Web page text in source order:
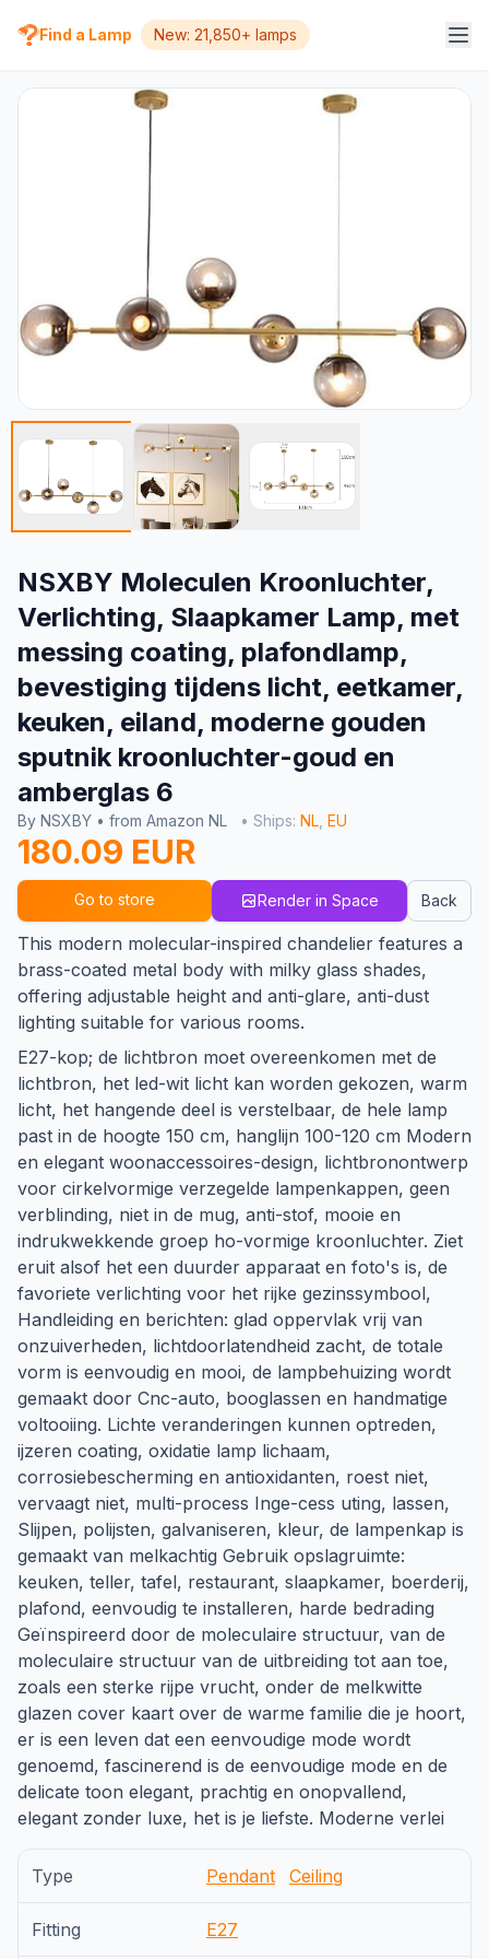
Find a Lamp New: 21,850+ lamps
NSXBY Moleculen Kroonluchter,
Verlichting, Slaapkamer Lamp, met
messing coating, plafondlamp,
bevestiging tijdens licht, eetkamer,
keuken, eiland, moderne gouden
sputnik kroonluchter-goud en
amberglas 6
By NSXBY • from Amazon NL • Ships: NL EU
180.09 EUR
Go to store Render in Space Back
This modern molecular-inspired chandelier features a
brass-coated metal body with milky glass shades,
offering adjustable height and anti-glare, anti-dust
lighting suitable for various rooms.
E27-kop; de lichtbron moet overeenkomen met de
lichtbron, het led-wit licht kan worden gekozen, warm
licht, het hangende deel is verstelbaar, de hele lamp
past in de hoogte 150 cm, hanglijn 100-120 cm Modern
en elegant woonaccessoires-design, lichtbronontwerp
voor cirkelvormige verzegelde lampenkappen, geen
verblinding, niet in de mug, anti-stof, mooie en
indrukwekkende groep ho-vormige kroonluchter. Ziet
eruit alsof het een duurder apparaat en foto's is, de
favoriete verlichting voor het rijke gezinssymbool,
Handleiding en berichten: glad oppervlak vrij van
onzuiverheden, lichtdoorlatendheid zacht, de totale
vorm is eenvoudig en mooi, de lampbehuizing wordt
gemaakt door Cnc-auto, booglassen en handmatige
voltooiing. Lichte veranderingen kunnen optreden,
ijzeren coating, oxidatie lamp lichaam,
corrosiebescherming en antioxidanten, roest niet,
vervaagt niet, multi-process Inge-cess uting, lassen,
Slijpen, polijsten, galvaniseren, kleur, de lampenkap is
gemaakt van melkachtig Gebruik opslagruimte:
keuken, teller, tafel, restaurant, slaapkamer, boerderij,
plafond, eenvoudig te installeren, harde bedrading
Geïnspireerd door de moleculaire structuur, van de
moleculaire structuur van de uitbreiding tot aan toe,
zoals een sterke rijpe vrucht, onder de melkwitte
glazen cover kaart over de warme familie die je hoort,
er is een leven dat een eenvoudige mode wordt
genoemd, fascinerend is de eenvoudige mode en de
delicate toon elegant, prachtig en onopvallend,
elegant zonder luxe, het is je liefste. Moderne verlei
Type Pendant Ceiling
Fitting E27